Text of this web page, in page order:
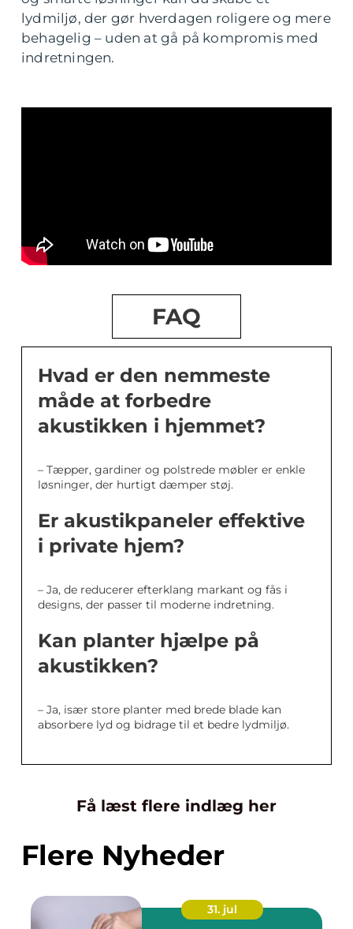
lydmiljø, der gør hverdagen roligere og mere
behagelig – uden at gå på kompromis med
indretningen.
FAQ
Hvad er den nemmeste
måde at forbedre
akustikken i hjemmet?
– Tæpper, gardiner og polstrede møbler er enkle
løsninger, der hurtigt dæmper støj.
Er akustikpaneler effektive
i private hjem?
– Ja, de reducerer efterklang markant og fås i
designs, der passer til moderne indretning.
Kan planter hjælpe på
akustikken?
– Ja, især store planter med brede blade kan
absorbere lyd og bidrage til et bedre lydmiljø.
Få læst flere indlæg her
Flere Nyheder
31. jul